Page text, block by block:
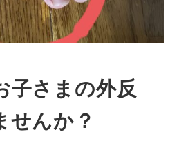
子さまの外反
せんか？